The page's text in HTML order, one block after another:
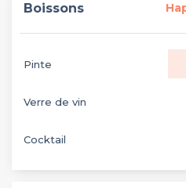
Boissons
Pinte
Verre de vin
Cocktail